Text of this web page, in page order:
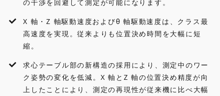
の干渉を回避して測定が可能になります。
X 軸・Z 軸駆動速度およびθ 軸駆動速度は、クラス最
高速度を実現。従来よりも位置決め時間を大幅に短
縮。
求心テーブル部の新構造の採用により、測定中のワー
ク姿勢の変化を低減。X 軸とZ 軸の位置決め精度が向
上したことにより、測定の再現性が従来機に比べ大幅